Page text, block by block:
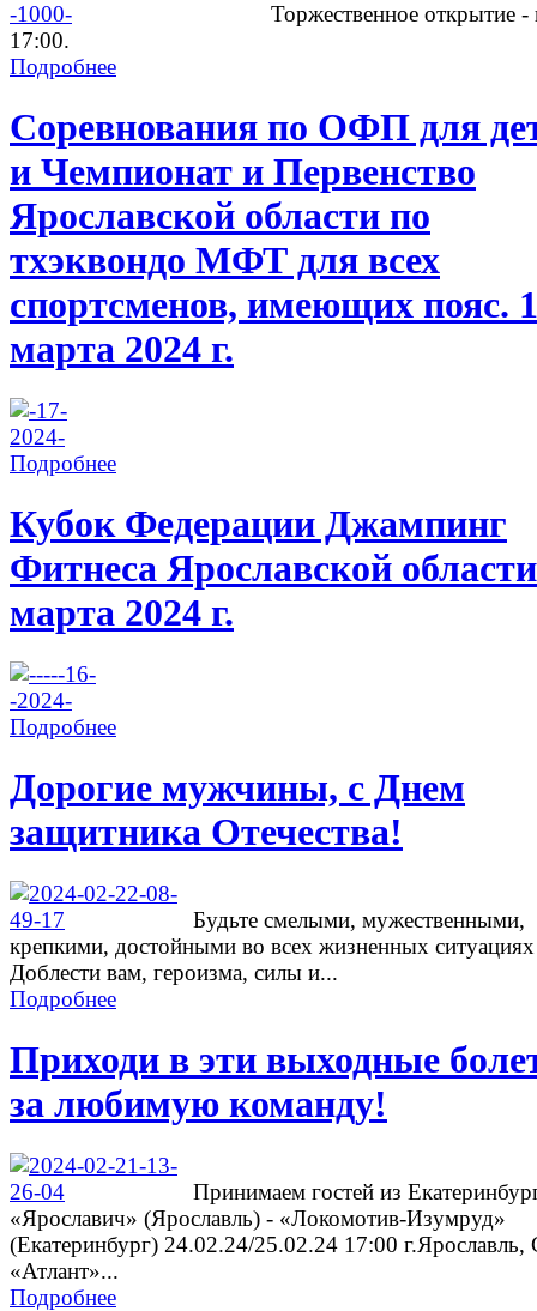
Торжественное открытие -
17:00.
Подробнее
Соревнования по ОФП для
и Чемпионат и Первенство
Ярославской области по
тхэквондо МФТ для всех
спортсменов, имеющих пояс.
марта 2024 г.
Подробнее
Кубок Федерации Джампинг
Фитнеса Ярославской
марта 2024 г.
Подробнее
Дорогие мужчины, с Днем
защитника Отечества!
Будьте смелыми, мужественными,
крепкими, достойными во всех жизненных
Доблести вам, героизма, силы и...
Подробнее
Приходи в эти выходные
за любимую команду!
Принимаем гостей из
«Ярославич» (Ярославль) - «Локомотив-Изумруд»
(Екатеринбург) 24.02.24/25.02.24 17:00
«Атлант»...
Подробнее